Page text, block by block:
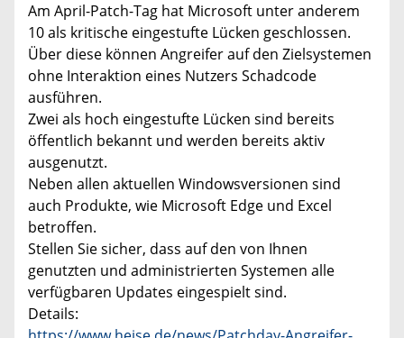
Am April-Patch-Tag hat Microsoft unter anderem
10 als kritische eingestufte Lücken geschlossen.
Über diese können Angreifer auf den Zielsystemen
ohne Interaktion eines Nutzers Schadcode
ausführen.
Zwei als hoch eingestufte Lücken sind bereits
öffentlich bekannt und werden bereits aktiv
ausgenutzt.
Neben allen aktuellen Windowsversionen sind
auch Produkte, wie Microsoft Edge und Excel
betroffen.
Stellen Sie sicher, dass auf den von Ihnen
genutzten und administrierten Systemen alle
verfügbaren Updates eingespielt sind.
Details: